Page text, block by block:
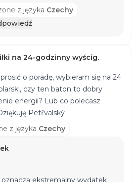
warto byłoby podać mu
wskazane byłoby
batonika owsianego na raz dla
z języka Czechy
na 24-godzinny wyścig.
o poradę, wybieram się na 24
czy ten baton to dobry
energii? Lub co polecasz
Petřvalský
z języka Czechy
oznacza ekstremalny wydatek